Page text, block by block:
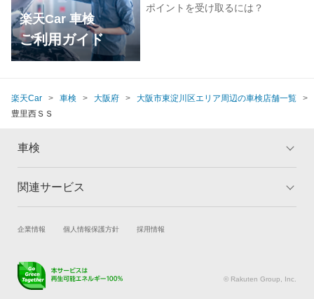
楽天Car 車検
ご利用ガイド
ポイントを受け取るには？
楽天Car 車検 大阪府
大阪市東淀川区エリア周辺の車検店舗一覧
豊里西ＳＳ
車検
トップ
車検の基礎知識 キャンペーン一覧
関連サービス
試乗・商談 新車購入
キズ修理予約
メンテナンス管理
企業情報 個人情報保護方針 採用情報
© Rakuten Group, Inc.